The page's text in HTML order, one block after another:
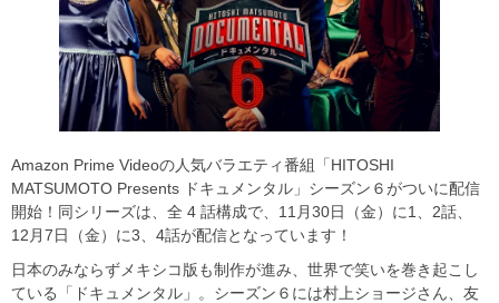
Amazon Prime Videoの人気バラエティ番組「HITOSHI
MATSUMOTO Presents ドキュメンタル」シーズン６がついに配信
開始！同シリーズは、全 4 話構成で、11月30日（金）に1、2話、
12月7日（金）に3、4話が配信となっています！
日本のみならずメキシコ版も制作が進み、世界で笑いを巻き起こし
ている「ドキュメンタル」。シーズン６には村上ショージさん、友